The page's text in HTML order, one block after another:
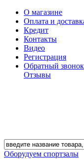
О магазине
Оплата и
Кредит
Контакты
Видео
Регистрация
Обратный звонок
Отзывы
Оборудуем спортзалы